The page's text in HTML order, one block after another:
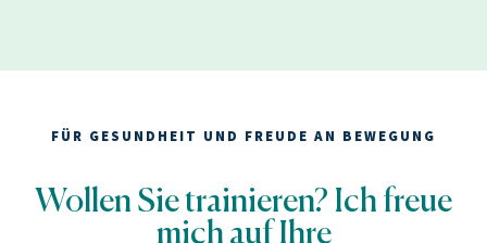
FÜR GESUNDHEIT UND FREUDE AN BEWEGUNG
Wollen Sie trainieren? Ich freue
mich auf Ihre